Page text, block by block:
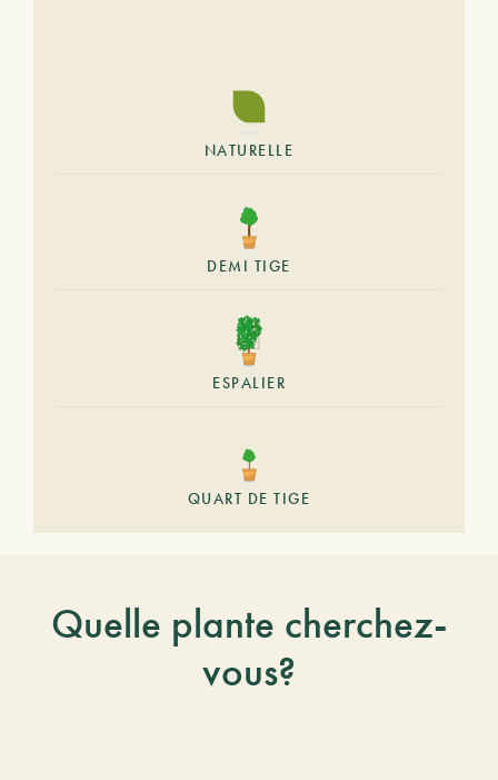
NATURELLE
DEMI TIGE
ESPALIER
QUART DE TIGE
Quelle plante cherchez-
vous?